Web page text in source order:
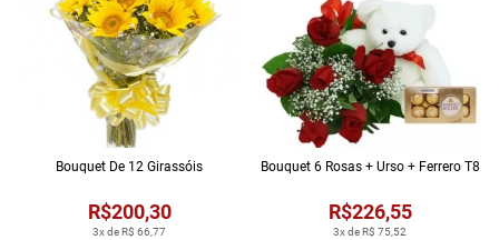
3x de R$ 66,77
R$200,30
Bouquet De 12 Girassóis
3x de R$ 75,52
R$226,55
Bouquet 6 Rosas + Urso + Ferrero T8